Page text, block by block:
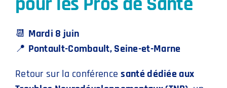
📆 Mardi 8 juin
📍 Pontault-Combault, Seine-et-Marne
Retour sur la conférencesanté dédiée aux